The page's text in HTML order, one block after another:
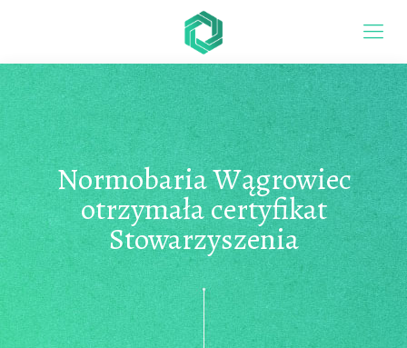
Normobaria Wągrowiec
otrzymała certyfikat
Stowarzyszenia